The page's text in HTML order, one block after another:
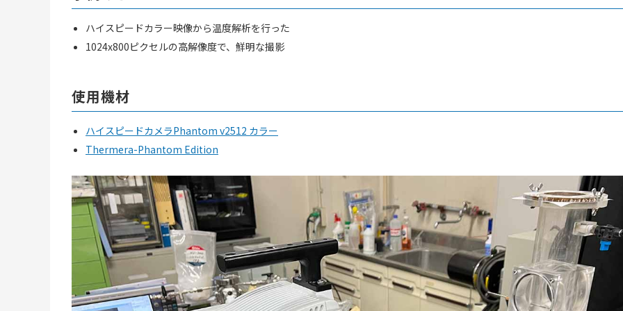
ハイスピードカラー映像から温度解析を行った
1024x800ピクセルの高解像度で、鮮明な撮影
使用機材
ハイスピードカメラPhantom v2512 カラー
Thermera-Phantom Edition